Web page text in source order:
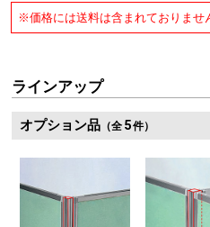
※価格には送料は含まれておりませ
ラインアップ
オプション品（全 5件）